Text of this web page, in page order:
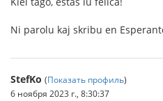
Ni parolu kaj skribu en
StefKo (Показать профиль)
6 ноября 2023 г., 8:30:37